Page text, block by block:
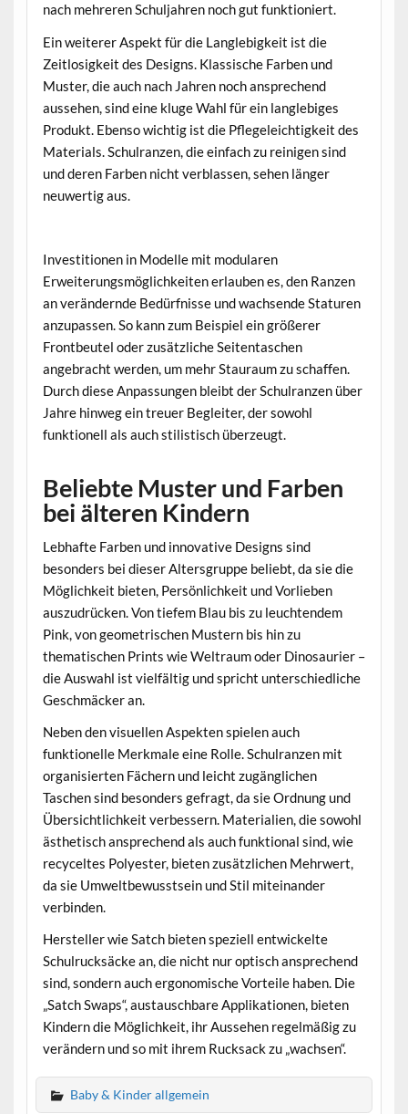
nach mehreren Schuljahren noch gut funktioniert.
Ein weiterer Aspekt für die Langlebigkeit ist die
Zeitlosigkeit des Designs. Klassische Farben und
Muster, die auch nach Jahren noch ansprechend
aussehen, sind eine kluge Wahl für ein langlebiges
Produkt. Ebenso wichtig ist die Pflegeleichtigkeit des
Materials. Schulranzen, die einfach zu reinigen sind
und deren Farben nicht verblassen, sehen länger
neuwertig aus.
Investitionen in Modelle mit modularen
Erweiterungsmöglichkeiten erlauben es, den Ranzen
an verändernde Bedürfnisse und wachsende Staturen
anzupassen. So kann zum Beispiel ein größerer
Frontbeutel oder zusätzliche Seitentaschen
angebracht werden, um mehr Stauraum zu schaffen.
Durch diese Anpassungen bleibt der Schulranzen über
Jahre hinweg ein treuer Begleiter, der sowohl
funktionell als auch stilistisch überzeugt.
Beliebte Muster und Farben
bei älteren Kindern
Lebhafte Farben und innovative Designs sind
besonders bei dieser Altersgruppe beliebt, da sie die
Möglichkeit bieten, Persönlichkeit und Vorlieben
auszudrücken. Von tiefem Blau bis zu leuchtendem
Pink, von geometrischen Mustern bis hin zu
thematischen Prints wie Weltraum oder Dinosaurier –
die Auswahl ist vielfältig und spricht unterschiedliche
Geschmäcker an.
Neben den visuellen Aspekten spielen auch
funktionelle Merkmale eine Rolle. Schulranzen mit
organisierten Fächern und leicht zugänglichen
Taschen sind besonders gefragt, da sie Ordnung und
Übersichtlichkeit verbessern. Materialien, die sowohl
ästhetisch ansprechend als auch funktional sind, wie
recyceltes Polyester, bieten zusätzlichen Mehrwert,
da sie Umweltbewusstsein und Stil miteinander
verbinden.
Hersteller wie Satch bieten speziell entwickelte
Schulrucksäcke an, die nicht nur optisch ansprechend
sind, sondern auch ergonomische Vorteile haben. Die
„Satch Swaps“, austauschbare Applikationen, bieten
Kindern die Möglichkeit, ihr Aussehen regelmäßig zu
verändern und so mit ihrem Rucksack zu „wachsen“.
Baby & Kinder allgemein